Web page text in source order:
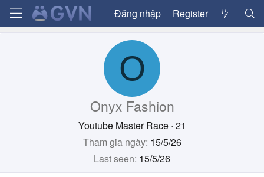
Đăng nhập Register
O
Onyx Fashion
Youtube Master Race · 21
Tham gia ngày 15/5/26
Last seen 15/5/26